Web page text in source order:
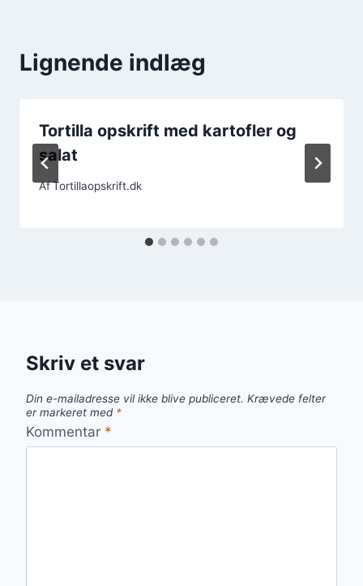
Lignende indlæg
Tortilla opskrift med kartofler og
salat
AfTortillaopskrift.dk
Skriv et svar
Din e-mailadresse vil ikke blive publiceret. Krævede felter
er markeret med *
Kommentar *